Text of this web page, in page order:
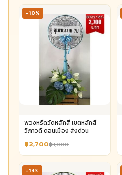
-10%
พวงหรีดวัดหลักสี่ เขตหลักสี่
วิภาวดี ดอนเมือง ส่งด่วน
฿2,700฿3,000
-14%